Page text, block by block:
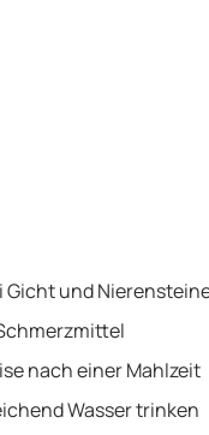
Gicht und
nach einer Mahlzeit
Wasser trinken